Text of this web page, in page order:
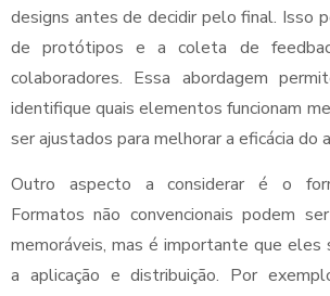
designs antes de decidir pelo final. Isso
de protótipos e a coleta de
colaboradores. Essa abordagem
identifique quais elementos funcionam
ser ajustados para melhorar a eficácia do
Outro aspecto a considerar é o
Formatos não convencionais podem
memoráveis, mas é importante que eles
a aplicação e distribuição. Por